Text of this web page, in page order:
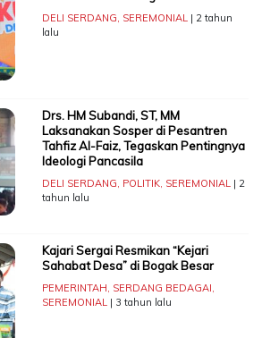
DELI SERDANG, SEREMONIAL| 2 tahun
lalu
Drs. HM Subandi, ST, MM
Laksanakan Sosper di Pesantren
Tahfiz Al-Faiz, Tegaskan Pentingnya
Ideologi Pancasila
DELI SERDANG, POLITIK, SEREMONIAL| 2
tahun lalu
Kajari Sergai Resmikan “Kejari
Sahabat Desa” di Bogak Besar
PEMERINTAH, SERDANG BEDAGAI,
SEREMONIAL| 3 tahun lalu